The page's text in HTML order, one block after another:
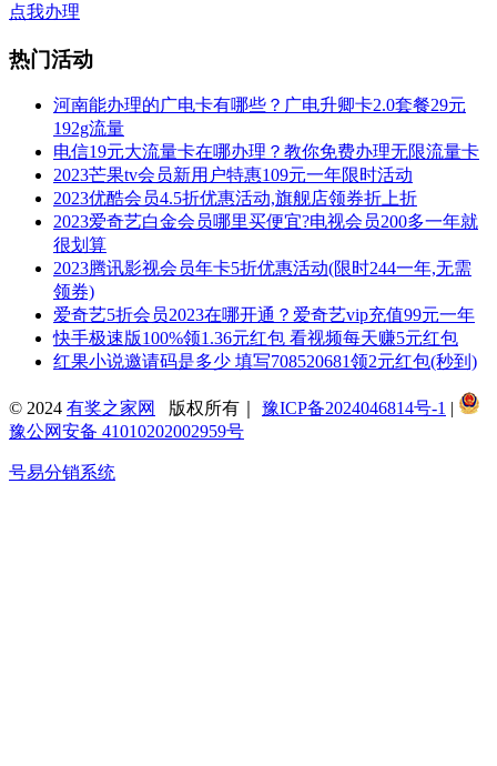
点我办理
热门活动
河南能办理的广电卡有哪些？广电升卿卡2.0套餐29元
192g流量
电信19元大流量卡在哪办理？教你免费办理无限流量卡
2023芒果tv会员新用户特惠109元一年限时活动
2023优酷会员4.5折优惠活动,旗舰店领券折上折
2023爱奇艺白金会员哪里买便宜?电视会员200多一年就
很划算
2023腾讯影视会员年卡5折优惠活动(限时244一年,无需
领券)
爱奇艺5折会员2023在哪开通？爱奇艺vip充值99元一年
快手极速版100%领1.36元红包 看视频每天赚5元红包
红果小说邀请码是多少 填写708520681领2元红包(秒到)
© 2024 有奖之家网 版权所有｜ 豫ICP备2024046814号-1 |
豫公网安备 41010202002959号
号易分销系统